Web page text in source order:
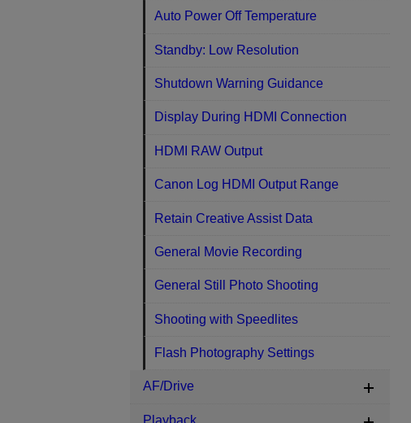
Auto Power Off Temperature
Standby: Low Resolution
Shutdown Warning Guidance
Display During HDMI Connection
HDMI RAW Output
Canon Log HDMI Output Range
Retain Creative Assist Data
General Movie Recording
General Still Photo Shooting
Shooting with Speedlites
Flash Photography Settings
AF/Drive
Playback